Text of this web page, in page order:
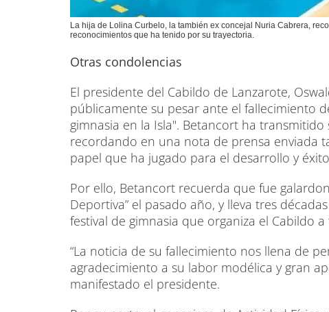
La hija de Lolina Curbelo, la también ex concejal Nuria Cabrera,
reconocimientos que ha tenido por su trayectoria.
Otras condolencias
El presidente del Cabildo de Lanzarote,
públicamente su pesar ante el fallecimiento
gimnasia en la Isla". Betancort ha
recordando en una nota de prensa enviada
papel que ha jugado para el desarrollo y
Por ello, Betancort recuerda que fue
Deportiva” el pasado año, y lleva tres
festival de gimnasia que organiza el Cabildo
“La noticia de su fallecimiento nos llena de
agradecimiento a su labor modélica y gran
manifestado el presidente.